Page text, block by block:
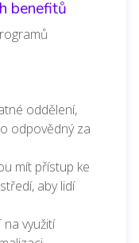
benefitů
oddělení,
odpovědný za
mít přístup ke
aby lidí
využití